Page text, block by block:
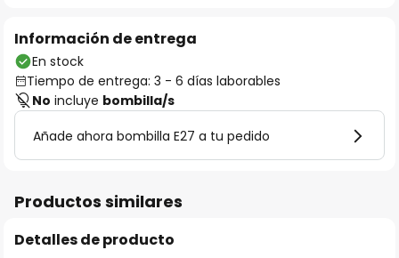
Información de entrega
En stock
Tiempo de entrega: 3 - 6 días laborables
No incluye bombilla/s
Añade ahora bombilla E27 a tu pedido
Productos similares
Detalles de producto